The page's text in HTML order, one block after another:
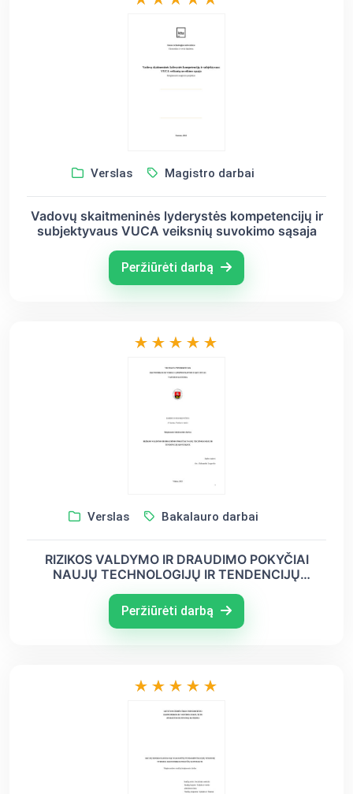
Verslas Magistro darbai
Vadovų skaitmeninės lyderystės kompetencijų ir
subjektyvaus VUCA veiksnių suvokimo sąsaja
Peržiūrėti darbą
Verslas Bakalauro darbai
RIZIKOS VALDYMO IR DRAUDIMO POKYČIAI
NAUJŲ TECHNOLOGIJŲ IR TENDENCIJŲ
Peržiūrėti darbą